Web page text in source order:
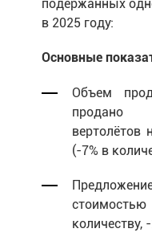
подержанных
в 2025 году:
Основные
Объем
продано
(-7% в
количеству,